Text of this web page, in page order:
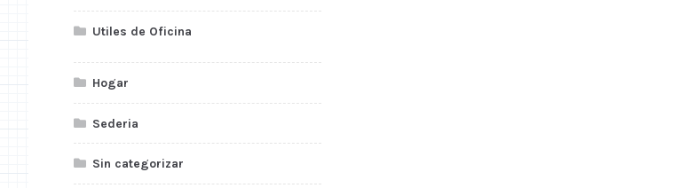
Utiles de Oficina
Hogar
Sederia
Sin categorizar